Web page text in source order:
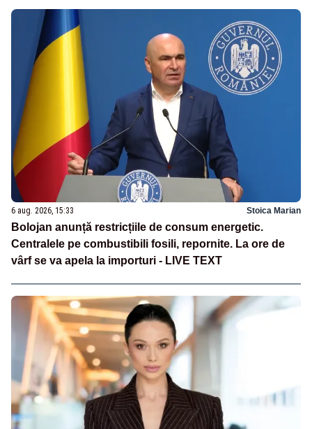
6 aug. 2026, 15:33 Stoica Marian
Bolojan anunță restricțiile de consum energetic.
Centralele pe combustibili fosili, repornite. La ore de
vârf se va apela la importuri - LIVE TEXT